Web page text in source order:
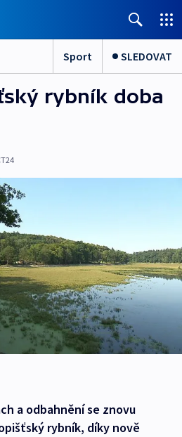
Sport SLEDOVAT
rybník doba
a odbahnění se znovu
rybník, díky nově